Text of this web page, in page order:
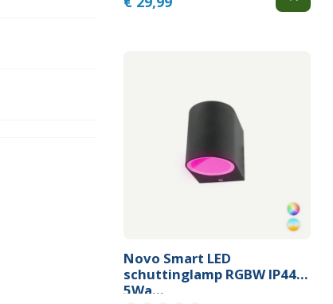
Novo Smart LED
schuttinglamp RGBW IP44
5Wa...